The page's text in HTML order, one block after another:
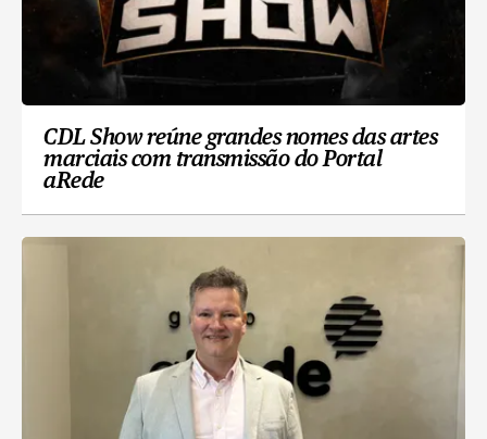
CDL Show reúne grandes nomes das artes
marciais com transmissão do Portal
aRede